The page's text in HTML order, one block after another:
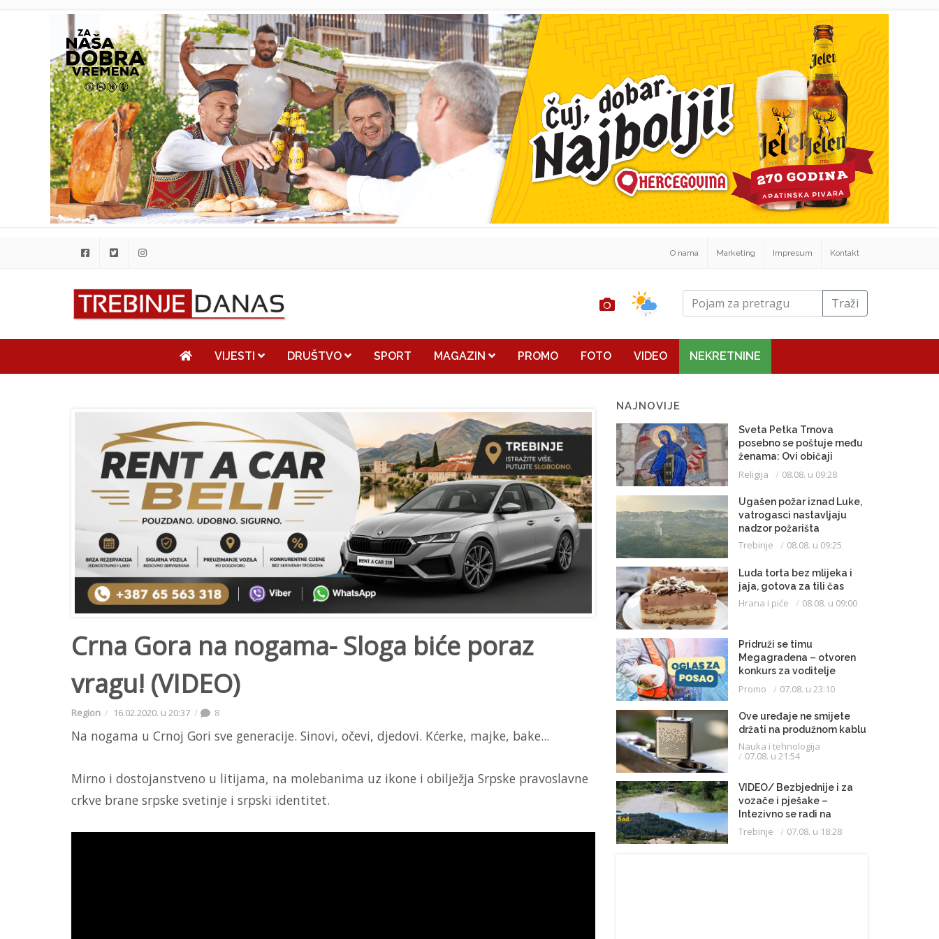
O nama Marketing Impresum Kontakt
Traži
VIJESTI DRUŠTVO SPORT MAGAZIN PROMO FOTO VIDEO NEKRETNINE
Crna Gora na nogama- Sloga biće poraz
vragu! (VIDEO)
Region 16.02.2020. u 20:37 8
Na nogama u Crnoj Gori sve generacije. Sinovi, očevi, djedovi. Kćerke, majke, bake...
Mirno i dostojanstveno u litijama, na molebanima uz ikone i obilježja Srpske pravoslavne
crkve brane srpske svetinje i srpski identitet.
NAJNOVIJE
Sveta Petka Trnova
posebno se poštuje među
ženama: Ovi običaji
vijekovima se čuvaju
Religija 08.08. u 09:28
Ugašen požar iznad Luke,
vatrogasci nastavljaju
nadzor požarišta
Trebinje 08.08. u 09:25
Luda torta bez mlijeka i
jaja, gotova za tili čas
Hrana i piće 08.08. u 09:00
Pridruži se timu
Megagradena – otvoren
konkurs za voditelje
gradilišta
Promo 07.08. u 23:10
Ove uređaje ne smijete
držati na produžnom kablu
Nauka i tehnologija
07.08. u 21:54
VIDEO/ Bezbjednije i za
vozače i pješake –
Intezivno se radi na
proširenju saobraćajnice
Trebinje 07.08. u 18:28